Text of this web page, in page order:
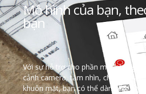
Mô hình của bạn,
bạn
Với sự hỗ trợ cho phần mặt phẳng,
cảnh camera, tầm nhìn, chế độ Xray,
khuôn mặt, bạn có thể dàn xếp, tùy